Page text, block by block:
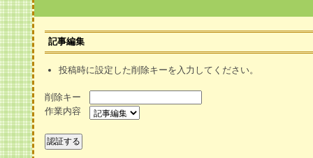
記事編集
投稿時に設定した削除キーを入力してください。
削除キー
作業内容